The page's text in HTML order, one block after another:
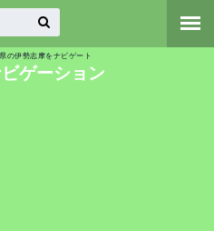
の伊勢志摩をナビゲート
ゲーション